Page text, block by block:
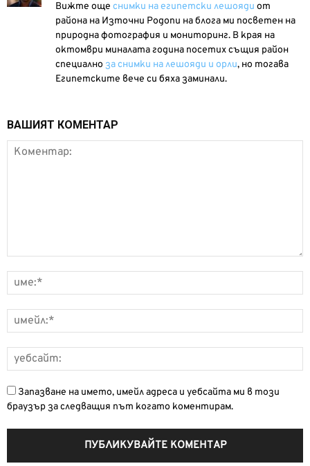
Вижте още снимки на египетски лешояди от
района на Източни Родопи на блога ми посветен на
природна фотография и мониторинг. В края на
октомври миналата година посетих същия район
специално за снимки на лешояди и орли, но тогава
Египетските вече си бяха заминали.
ВАШИЯТ КОМЕНТАР
Запазване на името, имейл адреса и уебсайта ми в този
браузър за следващия път когато коментирам.